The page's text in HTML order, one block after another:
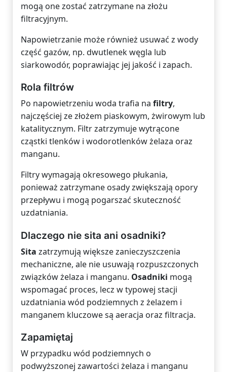
mogą one zostać zatrzymane na złożu
filtracyjnym.
Napowietrzanie może również usuwać z wody
część gazów, np. dwutlenek węgla lub
siarkowodór, poprawiając jej jakość i zapach.
Rola filtrów
Po napowietrzeniu woda trafia na filtry,
najczęściej ze złożem piaskowym, żwirowym lub
katalitycznym. Filtr zatrzymuje wytrącone
cząstki tlenków i wodorotlenków żelaza oraz
manganu.
Filtry wymagają okresowego płukania,
ponieważ zatrzymane osady zwiększają opory
przepływu i mogą pogarszać skuteczność
uzdatniania.
Dlaczego nie sita ani osadniki?
Sita zatrzymują większe zanieczyszczenia
mechaniczne, ale nie usuwają rozpuszczonych
związków żelaza i manganu. Osadniki mogą
wspomagać proces, lecz w typowej stacji
uzdatniania wód podziemnych z żelazem i
manganem kluczowe są aeracja oraz filtracja.
Zapamiętaj
W przypadku wód podziemnych o
podwyższonej zawartości żelaza i manganu